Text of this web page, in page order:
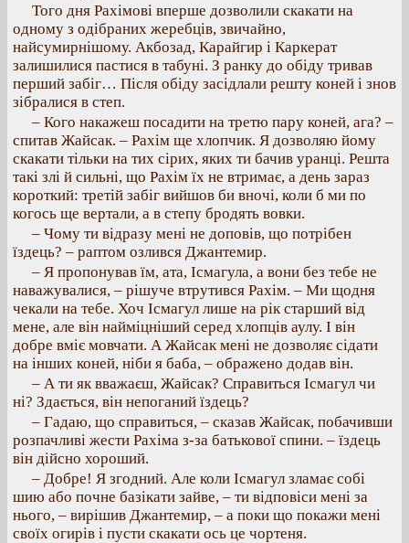
Того дня Рахімові вперше дозволили скакати на
одному з одібраних жеребців, звичайно,
найсумирнішому. Акбозад, Карайгир і Каркерат
залишилися пастися в табуні. З ранку до обіду тривав
перший забіг… Після обіду засідлали решту коней і знов
зібралися в степ.
– Кого накажеш посадити на третю пару коней, ага? –
спитав Жайсак. – Рахім ще хлопчик. Я дозволяю йому
скакати тільки на тих сірих, яких ти бачив уранці. Решта
такі злі й сильні, що Рахім їх не втримає, а день зараз
короткий: третій забіг вийшов би вночі, коли б ми по
когось ще вертали, а в степу бродять вовки.
– Чому ти відразу мені не доповів, що потрібен
їздець? – раптом озлився Джантемир.
– Я пропонував їм, ата, Ісмагула, а вони без тебе не
наважувалися, – рішуче втрутився Рахім. – Ми щодня
чекали на тебе. Хоч Ісмагул лише на рік старший від
мене, але він найміцніший серед хлопців аулу. І він
добре вміє мовчати. А Жайсак мені не дозволяє сідати
на інших коней, ніби я баба, – ображено додав він.
– А ти як вважаєш, Жайсак? Справиться Ісмагул чи
ні? Здається, він непоганий їздець?
– Гадаю, що справиться, – сказав Жайсак, побачивши
розпачливі жести Рахіма з-за батькової спини. – їздець
він дійсно хороший.
– Добре! Я згодний. Але коли Ісмагул зламає собі
шию або почне базікати зайве, – ти відповіси мені за
нього, – вирішив Джантемир, – а поки що покажи мені
своїх огирів і пусти скакати ось це чортеня.